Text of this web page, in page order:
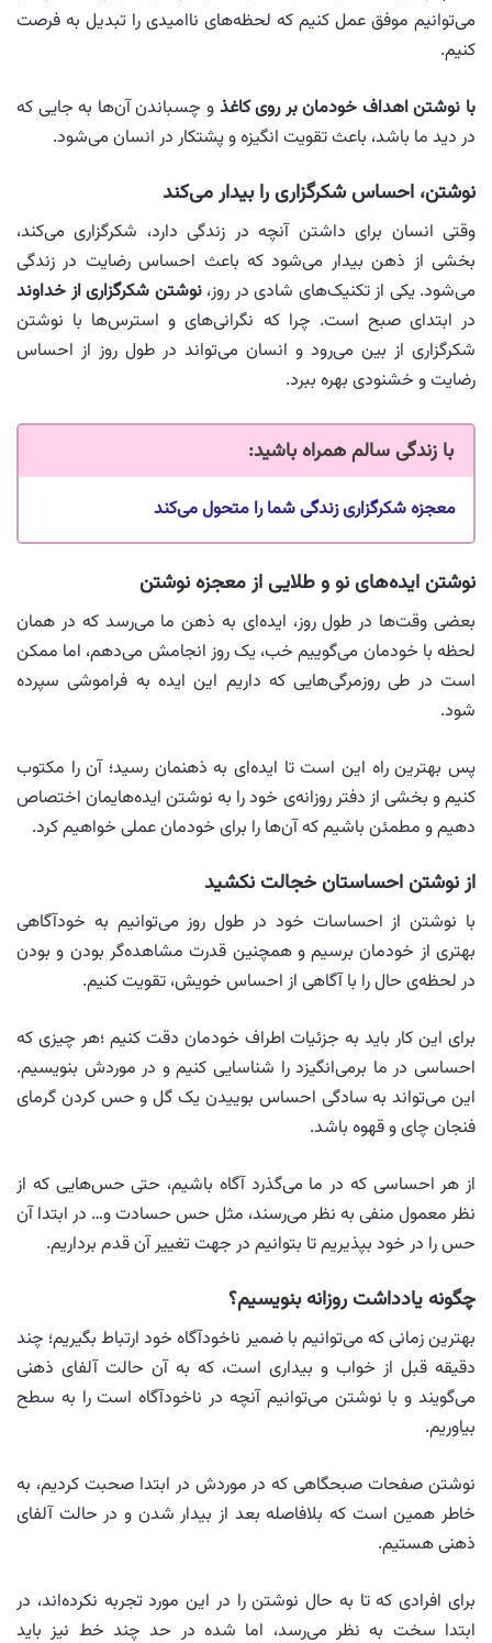
می‌توانیم موفق عمل کنیم که لحظه‌های ناامیدی را تبدیل به فرصت
کنیم.
با نوشتن اهداف خودمان بر روی کاغذ و چسباندن آن‌ها به جایی که
در دید ما باشد، باعث تقویت انگیزه و پشتکار در انسان می‌شود.
نوشتن، احساس شکرگزاری را بیدار می‌کند
وقتی انسان برای داشتن آنچه در زندگی دارد، شکرگزاری می‌کند،
بخشی از ذهن بیدار می‌شود که باعث احساس رضایت در زندگی
می‌شود. یکی از تکنیک‌های شادی در روز،نوشتن شکرگزاری از خداوند
در ابتدای صبح است. چرا که نگرانی‌های و استرس‌ها با نوشتن
شکرگزاری از بین می‌رود و انسان می‌تواند در طول روز از احساس
رضایت و خشنودی بهره ببرد.
با زندگی سالم همراه باشید:
معجزه شکرگزاری زندگی شما را متحول می‌کند
نوشتن ایده‌های نو و طلایی از معجزه نوشتن
بعضی وقت‌ها در طول روز، ایده‌ای به ذهن ما می‌رسد که در همان
لحظه با خودمان می‌گوییم خب، یک روز انجامش می‌دهم، اما ممکن
است در طی روزمرگی‌هایی که داریم این ایده به فراموشی سپرده
شود.
پس بهترین راه این است تا ایده‌ای به ذهنمان رسید؛ آن را مکتوب
کنیم و بخشی از دفتر روزانه‌ی خود را به نوشتن ایده‌هایمان اختصاص
دهیم و مطمئن باشیم که آن‌ها را برای خودمان عملی خواهیم کرد.
از نوشتن احساستان خجالت نکشید
با نوشتن از احساسات خود در طول روز می‌توانیم به خودآگاهی
بهتری از خودمان برسیم و همچنین قدرت مشاهده‌گر بودن و بودن
در لحظه‌ی حال را با آگاهی از احساس خویش، تقویت کنیم.
برای این کار باید به جزئیات اطراف خودمان دقت کنیم ؛هر چیزی که
احساسی در ما برمی‌انگیزد را شناسایی کنیم و در موردش بنویسیم.
این می‌تواند به سادگی احساس بوییدن یک گل و حس کردن گرمای
فنجان چای و قهوه باشد.
از هر احساسی که در ما می‌گذرد آگاه باشیم، حتی حس‌هایی که از
نظر معمول منفی به نظر می‌رسند، مثل حس حسادت و… در ابتدا آن
حس را در خود بپذیریم تا بتوانیم در جهت تغییر آن قدم برداریم.
چگونه یادداشت روزانه بنویسیم؟
بهترین زمانی که می‌توانیم با ضمیر ناخودآگاه خود ارتباط بگیریم؛ چند
دقیقه قبل از خواب و بیداری است، که به آن حالت آلفای ذهنی
می‌گویند و با نوشتن می‌توانیم آنچه در ناخودآگاه است را به سطح
بیاوریم.
نوشتن صفحات صبحگاهی که در موردش در ابتدا صحبت کردیم، به
خاطر همین است که بلافاصله بعد از بیدار شدن و در حالت آلفای
ذهنی هستیم.
برای افرادی که تا به حال نوشتن را در این مورد تجربه نکرده‌اند، در
ابتدا سخت به نظر می‌رسد، اما شده در حد چند خط نیز باید